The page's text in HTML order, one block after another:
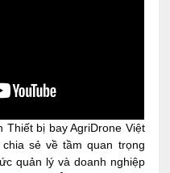
Thiết bị bay AgriDrone Việt
sẻ về tầm quan trọng
quản lý và doanh nghiệp